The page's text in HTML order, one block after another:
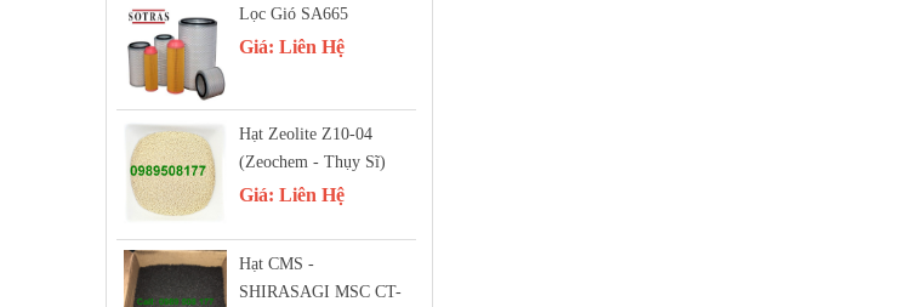
Lọc Gió SA665
Giá: Liên Hệ
Hạt Zeolite Z10-04
(Zeochem - Thụy Sĩ)
Giá: Liên Hệ
Hạt CMS -
SHIRASAGI MSC CT-